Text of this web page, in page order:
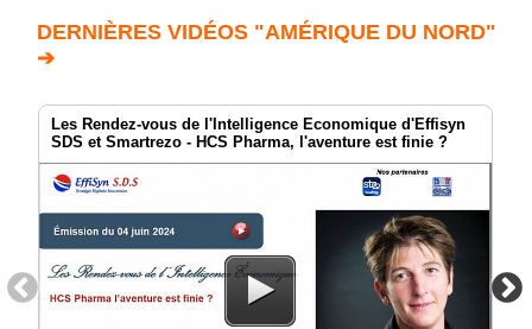
DERNIÈRES VIDÉOS "AMÉRIQUE DU NORD"
➔
Les Rendez-vous de l'Intelligence Economique d'Effisyn
SDS et Smartrezo - HCS Pharma, l'aventure est finie ?